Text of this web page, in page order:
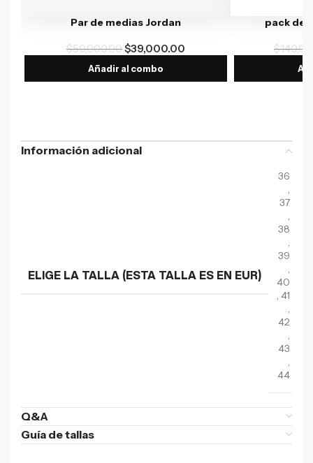
Par de medias Jordan
$50,000.00$39,000.00
Añadir al combo
pack de
$
Información adicional
ELIGE LA TALLA (ESTA TALLA ES EN EUR)
36
,
37
,
38
,
39
,
40
, 41
,
42
,
43
,
44
Q&A
Guía de tallas